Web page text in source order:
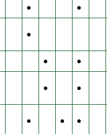
● ●
●
● ●
● ●
● ● ●